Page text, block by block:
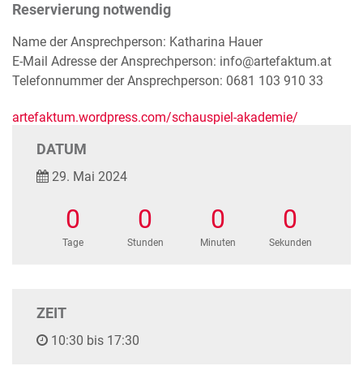
Reservierung notwendig
Name der Ansprechperson: Katharina Hauer
E-Mail Adresse der Ansprechperson: info@artefaktum.at
Telefonnummer der Ansprechperson: 0681 103 910 33
artefaktum.wordpress.com/schauspiel-akademie/
DATUM
29. Mai 2024
0
Tage
0
Stunden
0
Minuten
0
Sekunden
ZEIT
10:30 bis 17:30